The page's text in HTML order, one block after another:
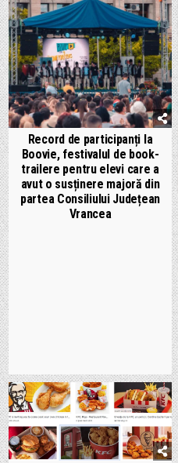
Record de participanți la
Boovie, festivalul de book-
trailere pentru elevi care a
avut o susținere majoră din
partea Consiliului Județean
Vrancea